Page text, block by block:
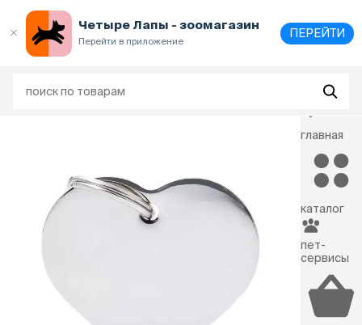
Четыре Лапы - зоомагазин
Перейти в приложение
ПЕРЕЙТИ
главная
каталог
пет-
сервисы
Выберитеадрес и способ получения